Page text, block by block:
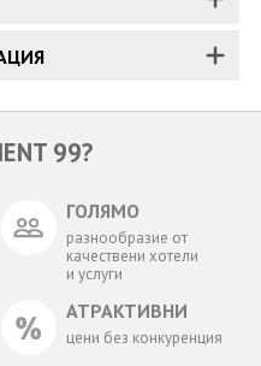
99?
ГОЛЯМО
разнообразие от
качествени хотели
и услуги
АТРАКТИВНИ
цени без конкуренция